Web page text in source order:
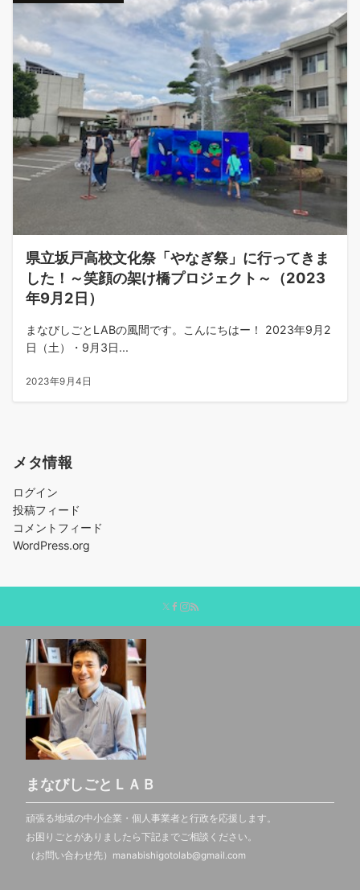
県立坂戸高校文化祭「やなぎ祭」に行ってきま
した！～笑顔の架け橋プロジェクト～（2023
年9月2日）
まなびしごとLABの風間です。こんにちはー！ 2023年9月2
日（土）・9月3日...
2023年9月4日
メタ情報
ログイン
投稿フィード
コメントフィード
WordPress.org
まなびしごとＬＡＢ
頑張る地域の中小企業・個人事業者と行政を応援します。
お困りごとがありましたら下記までご相談ください。
（お問い合わせ先）manabishigotolab@gmail.com